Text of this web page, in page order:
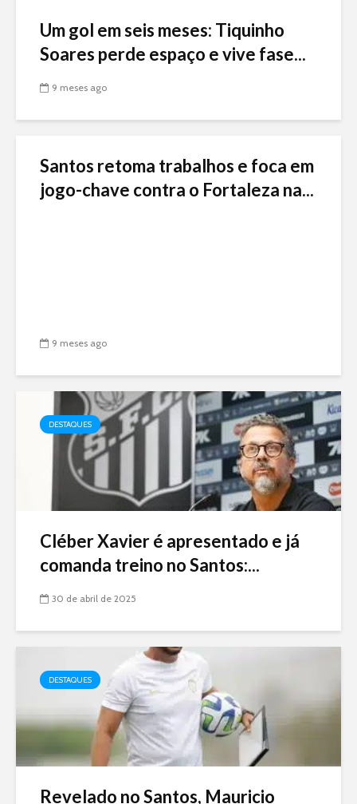
Um gol em seis meses: Tiquinho
Soares perde espaço e vive fase...
9 meses ago
Santos retoma trabalhos e foca em
jogo-chave contra o Fortaleza na...
9 meses ago
DESTAQUES
Cléber Xavier é apresentado e já
comanda treino no Santos:...
30 de abril de 2025
DESTAQUES
Revelado no Santos, Mauricio